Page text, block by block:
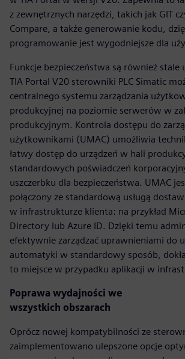
z zewnętrznych narzędzi, takich jak GIT
Compare, a także generowanie kodu,
programowanie jest wygodniejsze dla
Funkcje bezpieczeństwa są również stale
TIA Portal V20 sterowniki PLC Simatic
centralnego systemu zarządzania
produkcyjnej na poziomie serwerów w
produkcyjnym. Kontrola dostępu do
użytkownikami (UMAC) umożliwia
łatwy dostęp do urządzeń w hali
standardowych poświadczeń
uszczerbku dla bezpieczeństwa. UMAC
połączony ze standardową usługą
w infrastrukturze klienta: na przykład
Directory lub Azure ID. Dzięki temu
efektywnie zarządzać uprawnieniami do
automatyki w standardowy sposób,
to miejsce w przypadku aplikacji w
Poprawa wydajności we
wszystkich obszarach
Oprócz nowej kompatybilności ze
zaimplementowano ulepszone opcje